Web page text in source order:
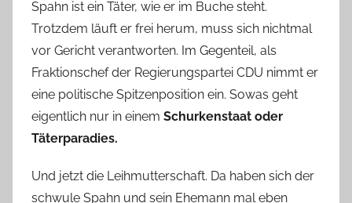
Spahn ist ein Täter, wie er im Buche steht.
Trotzdem läuft er frei herum, muss sich nichtmal
vor Gericht verantworten. Im Gegenteil, als
Fraktionschef der Regierungspartei CDU nimmt er
eine politische Spitzenposition ein. Sowas geht
eigentlich nur in einem Schurkenstaat oder
Täterparadies.
Und jetzt die Leihmutterschaft. Da haben sich der
schwule Spahn und sein Ehemann mal eben